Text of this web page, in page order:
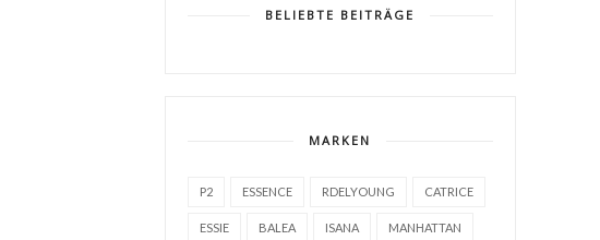
BELIEBTE BEITRÄGE
MARKEN
P2 ESSENCE RDELYOUNG CATRICE
ESSIE BALEA ISANA MANHATTAN